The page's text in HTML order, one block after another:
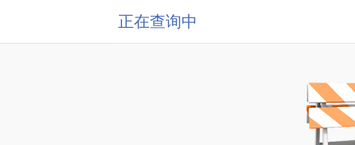
正在查询中